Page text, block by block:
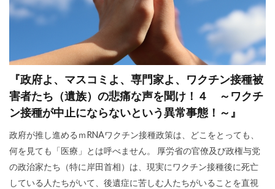
『政府よ、マスコミよ、専門家よ、ワクチン接種被
害者たち（遺族）の悲痛な声を聞け！４ ～ワクチ
ン接種が中止にならないという異常事態！～』
政府が推し進めるｍRNAワクチン接種政策は、どこをとっても、
何を見ても「医療」とは呼べません。 厚労省の官僚及び政権与党
の政治家たち（特に岸田首相）は、現実にワクチン接種後に死亡
している人たちがいて、後遺症に苦しむ人たちがいることを直視
天然ワクチン
攻略理論
新型コロナウイルス
新世界秩序
文鮮明
敵国条項
教育
政治問題
攻略法詐欺
悪魔崇拝 改憲草案
改憲
撲滅
技術 戦争
憲法研究会
憲法改正
感染症 愛国心
奇跡の薬
大衆操作
日本国憲法
反日
国民IDカード制度
国政統一ルール